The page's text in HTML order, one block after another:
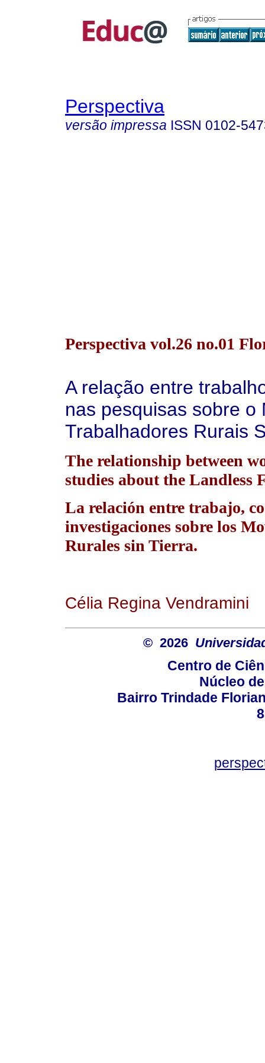
Perspectiva
versão impressa ISSN 0102-
Perspectiva vol.26 no.01
A relação entre
nas pesquisas sobre o
Trabalhadores Rurais
The relationship between
studies about the Landless
La relación entre trabajo,
investigaciones sobre los
Rurales sin Tierra.
Célia Regina Vendramini
© 2026
Centro de
Núcleo
Bairro Trindade